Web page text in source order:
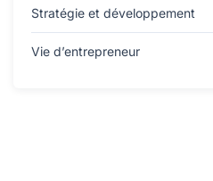
Stratégie et développement
Vie d’entrepreneur